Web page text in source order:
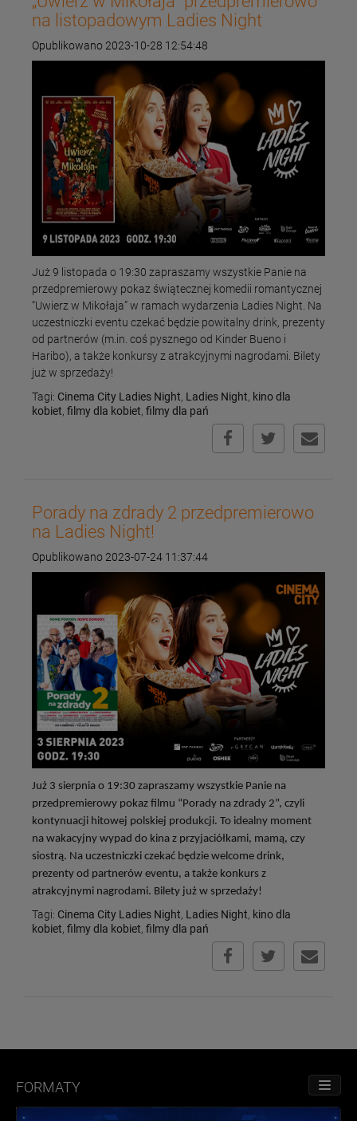
na listopadowym Ladies Night
Opublikowano 2023-10-28 12:54:48
Już 9 listopada o 19:30 zapraszamy wszystkie Panie na
przedpremierowy pokaz świątecznej komedii romantycznej
“Uwierz w Mikołaja” w ramach wydarzenia Ladies Night. Na
uczestniczki eventu czekać będzie powitalny drink, prezenty
od partnerów (m.in. coś pysznego od Kinder Bueno i
Haribo), a także konkursy z atrakcyjnymi nagrodami. Bilety
już w sprzedaży!
Tagi: Cinema City Ladies Night, Ladies Night, kino dla
kobiet, filmy dla kobiet, filmy dla pań
Porady na zdrady 2 przedpremierowo
na Ladies Night!
Opublikowano 2023-07-24 11:37:44
Już 3 sierpnia o 19:30 zapraszamy wszystkie Panie na
przedpremierowy pokaz filmu “Porady na zdrady 2”, czyli
kontynuacji hitowej polskiej produkcji. To idealny moment
na wakacyjny wypad do kina z przyjaciółkami, mamą, czy
siostrą. Na uczestniczki czekać będzie welcome drink,
prezenty od partnerów eventu, a także konkurs z
atrakcyjnymi nagrodami. Bilety już w sprzedaży!
Tagi: Cinema City Ladies Night, Ladies Night, kino dla
kobiet, filmy dla kobiet, filmy dla pań
FORMATY